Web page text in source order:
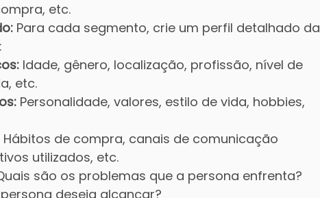
etc.
Para cada segmento, crie um perfil detalhado da
Idade, gênero, localização, profissão, nível de
etc.
Personalidade, valores, estilo de vida, hobbies,
Hábitos de compra, canais de comunicação
utilizados, etc.
são os problemas que a persona enfrenta?
deseja alcançar?